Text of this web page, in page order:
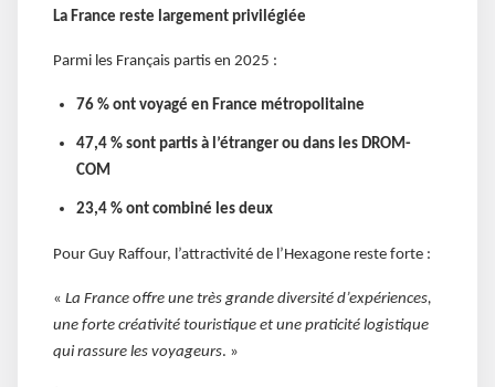
La France reste largement privilégiée
Parmi les Français partis en 2025 :
76 % ont voyagé en France métropolitaine
47,4 % sont partis à l’étranger ou dans les DROM-
COM
23,4 % ont combiné les deux
Pour Guy Raffour, l’attractivité de l’Hexagone reste forte :
« La France offre une très grande diversité d’expériences,
une forte créativité touristique et une praticité logistique
qui rassure les voyageurs. »